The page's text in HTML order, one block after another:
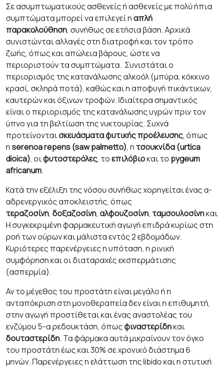
Σε ασυμπτωματικούς ασθενείς ή ασθενείς με πολύ ήπια
συμπτώματα μπορεί να επιλεγεί ηαπλή
παρακολούθηση, συνήθως σε ετήσια βάση. Αρχικά
συνιστώνται αλλαγές στη διατροφή και τον τρόπο
ζωής, όπως και απώλεια βάρους, ώστε να
περιοριστούν τα συμπτώματα. Συνιστάται ο
περιορισμός της κατανάλωσης αλκοόλ (μπύρα, κόκκινο
κρασί, σκληρά ποτά), καθώς και η αποφυγή πικάντικων,
καυτερών και όξινων τροφών. Ιδιαίτερα σημαντικός
είναι ο περιορισμός της κατανάλωσης υγρών πριν τον
ύπνο για τη βελτίωση της νυκτουρίας. Συχνά
προτείνονταισκευάσματα φυτικής προέλευσης, όπως
ηserenoa repens(saw palmetto), η τσουκνίδα (urtica
dioica), οιφυτοστερόλες, τοεπιλόβιοκαι το pygeum
africanum.
Κατά την εξέλιξη της νόσου συνήθως χορηγείται ένας α-
αδρενεργικός αποκλειστής, όπως
τεραζοσίνη, δοξαζοσίνη, αλφουζοσίνη, ταμσουλοσίνηκαι
Η συγκεκριμένη φαρμακευτική αγωγή επιδρά κυρίως στη
ροή των ούρων και μάλιστα εντός 2 εβδομάδων.
Κυριότερες παρενέργειες η υπόταση, η ρινική
συμφόρηση και οι διαταραχές εκσπερμάτισης
(ασπερμία).
Αν το μέγεθος του προστάτη είναι μεγάλο ή η
ανταπόκριση στη μονοθεραπεία δεν είναι η επιθυμητή,
στην αγωγή προστίθεται και ένας αναστολέας του
ενζύμου 5-α ρεδουκτάση, όπωςφιναστερίδηκαι
δουταστερίδη. Τα φάρμακα αυτά μικραίνουν τον όγκο
του προστάτη έως και 30% σε χρονικό διάστημα 6
μηνών. Παρενέργειες η ελάττωση της libido και η στυτική